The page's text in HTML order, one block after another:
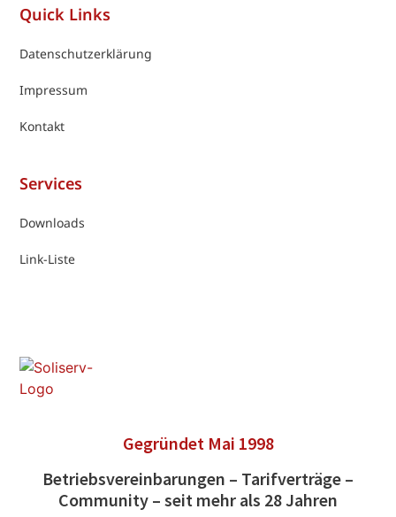
Gegründet Mai 1998
Betriebsvereinbarungen – Tarifverträge –
Community – seit mehr als 28 Jahren
Services
Downloads
Link-Liste
Quick Links
Datenschutzerklärung
Impressum
Kontakt